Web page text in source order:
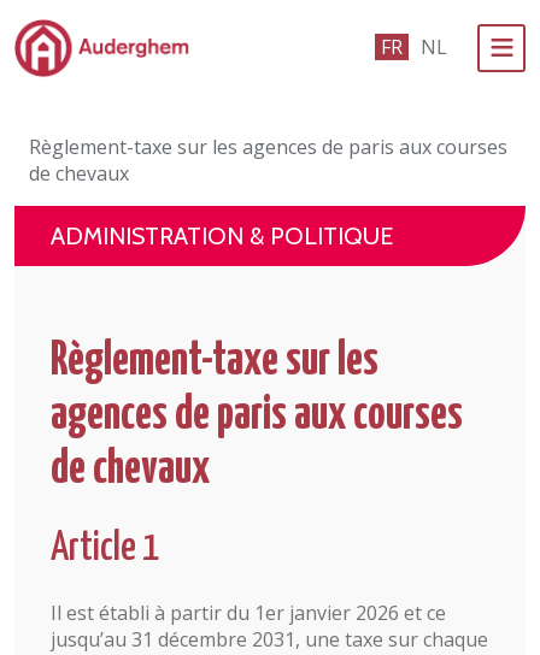
Passer au contenu principal FR NL
Événements et vie associative
eGuichet
En 1 clic
Règlement-taxe sur les agences de paris aux courses
de chevaux
ADMINISTRATION & POLITIQUE
Règlement-taxe sur les
agences de paris aux courses
de chevaux
Article 1
Il est établi à partir du 1er janvier 2026 et ce
jusqu’au 31 décembre 2031, une taxe sur chaque